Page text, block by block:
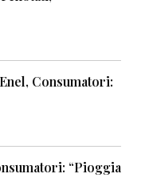
Consumatori:
“Pioggia